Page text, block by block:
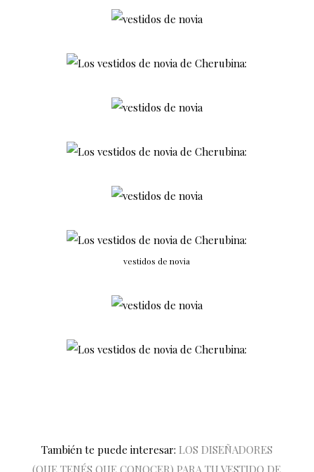
vestidos de novia
También te puede interesar: LOS DISEÑADORES